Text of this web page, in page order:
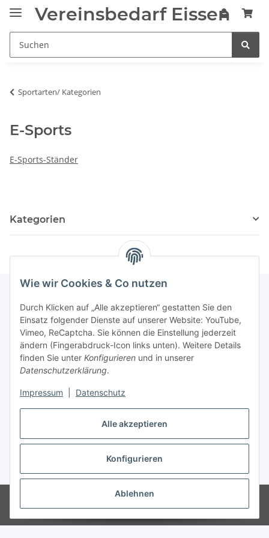
Alle akzeptieren
Konfigurieren
Ablehnen
Wie wir Cookies & Co nutzen
Durch Klicken auf „Alle akzeptieren“ gestatten Sie den
Einsatz folgender Dienste auf unserer Website: YouTube,
Vimeo, ReCaptcha. Sie können die Einstellung jederzeit
ändern (Fingerabdruck-Icon links unten). Weitere Details
finden Sie unter Konfigurieren und in unserer
Datenschutzerklärung.
Impressum Datenschutz
Vereinsbedarf Eissen
Sportarten/ Kategorien
E-Sports
E-Sports-Ständer
Kategorien
Informationen
Gesetzliche Informationen
Vertrag widerrufen
© Vereinsbedarf Eissen
Powered byJTL-Shop